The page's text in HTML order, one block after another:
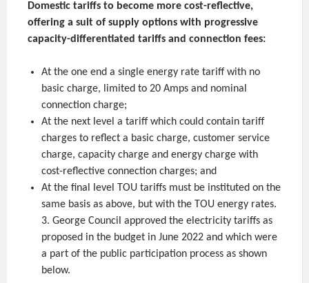
Domestic tariffs to become more cost-reflective,
offering a suit of supply options with progressive
capacity-differentiated tariffs and connection fees:
At the one end a single energy rate tariff with no
basic charge, limited to 20 Amps and nominal
connection charge;
At the next level a tariff which could contain tariff
charges to reflect a basic charge, customer service
charge, capacity charge and energy charge with
cost-reflective connection charges; and
At the final level TOU tariffs must be instituted on the
same basis as above, but with the TOU energy rates.
3. George Council approved the electricity tariffs as
proposed in the budget in June 2022 and which were
a part of the public participation process as shown
below.